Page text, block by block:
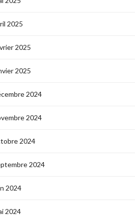
2025
2025
2025
2024
2024
2024
2024
2024
2024